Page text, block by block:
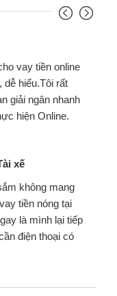
vay tiền online
dễ hiểu.Tôi rất
giải ngân nhanh
hiện Online.
xế
không mang
tiền nóng tại
là mình lại tiếp
điện thoại có